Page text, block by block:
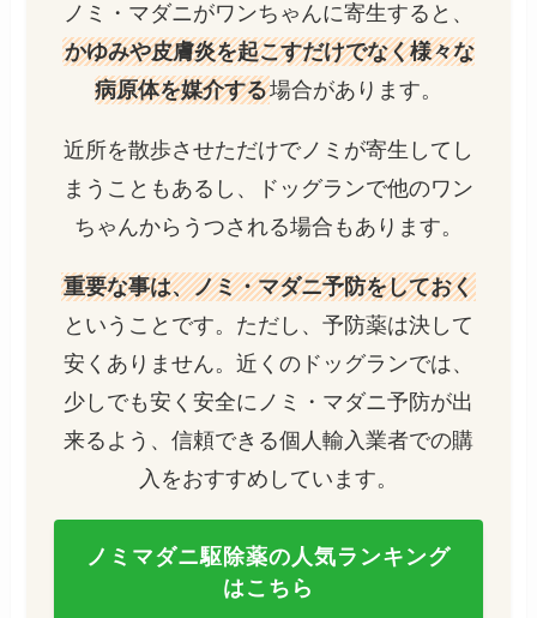
ノミ・マダニがワンちゃんに寄生すると、
かゆみや皮膚炎を起こすだけでなく様々な
病原体を媒介する場合があります。
近所を散歩させただけでノミが寄生してし
まうこともあるし、ドッグランで他のワン
ちゃんからうつされる場合もあります。
重要な事は、ノミ・マダニ予防をしておく
ということです。ただし、予防薬は決して
安くありません。近くのドッグランでは、
少しでも安く安全にノミ・マダニ予防が出
来るよう、信頼できる個人輸入業者での購
入をおすすめしています。
ノミマダニ駆除薬の人気ランキング
はこちら